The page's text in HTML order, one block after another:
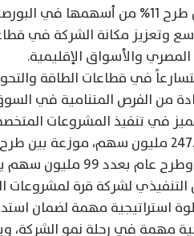
أعلنت قرة لمشروعات الطاقة والاستثمار عن طرح
وتعزيز مكانة الشركة في
والأسواق الإقليمية.
في قطاعات الطاقة
من الفرص المتنامية في
لأكثر من 25 عاماً من التميز في تنفيذ
لشركة قرة لمشروعات
استراتيجية مهمة لضمان
مهمة في رحلة نمو